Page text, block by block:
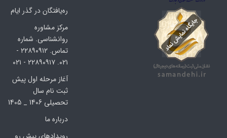
ره‌یافتگان در گذر ایام
مرکز مشاوره
روانشناسی. شماره
تماس. ۲۲۸۹۰۹۱۲ -
۰۲۱. ۲۲۸۹۰۹۱۷ - ۰۲۱
آغاز مرحله اول پیش
ثبت نام سال
تحصیلی 1406 _ 1405
درباره ما